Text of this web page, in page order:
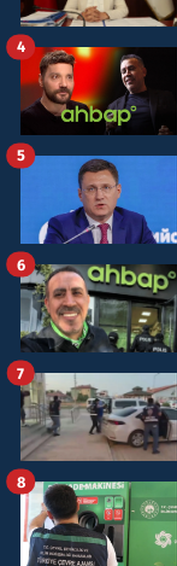
4
5
6
7
8